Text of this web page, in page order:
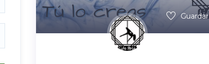
Guardar